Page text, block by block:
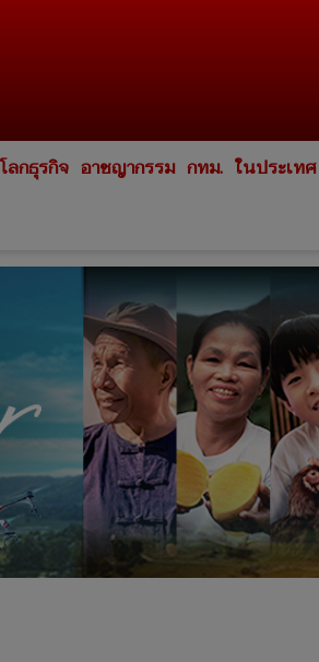
โลกธุรกิจ อาชญากรรม กทม. ในประเทศ